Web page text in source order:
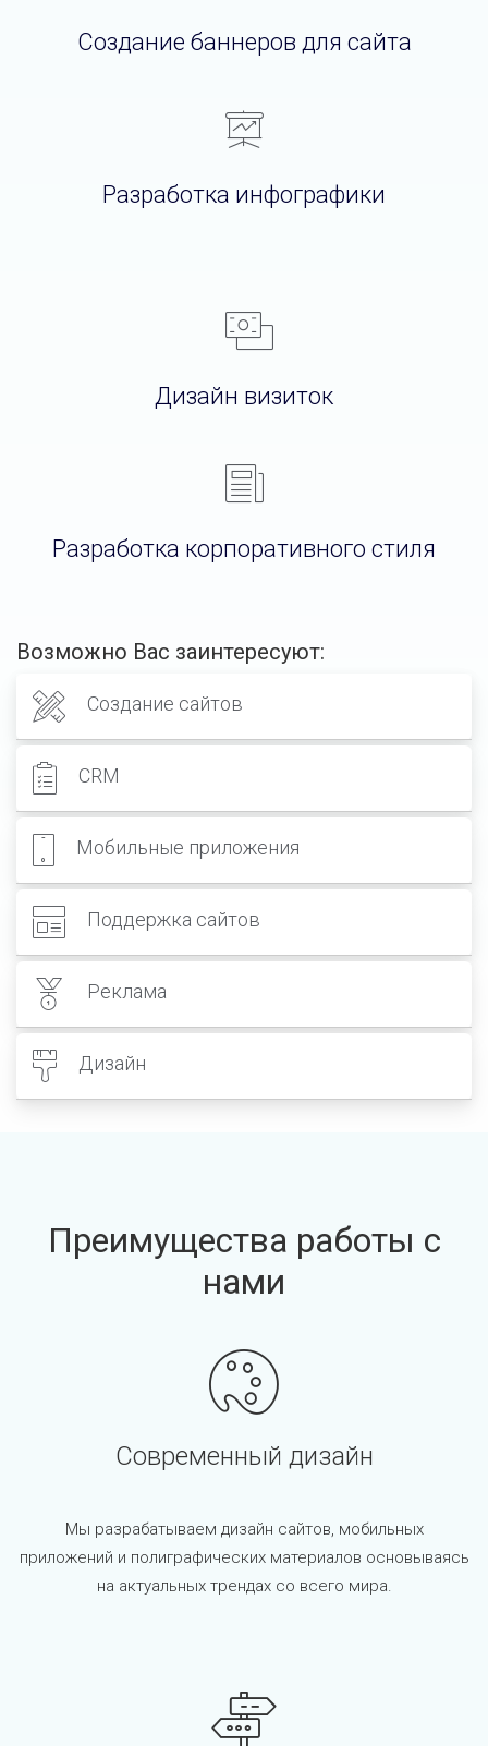
Создание баннеров для сайта
Разработка инфографики
Дизайн визиток
Разработка корпоративного стиля
Возможно Вас заинтересуют:
Создание сайтов
CRM
Мобильные приложения
Поддержка сайтов
Реклама
Дизайн
Преимущества работы с
нами
Современный дизайн
Мы разрабатываем дизайн сайтов, мобильных
приложений и полиграфических материалов основываясь
на актуальных трендах со всего мира.